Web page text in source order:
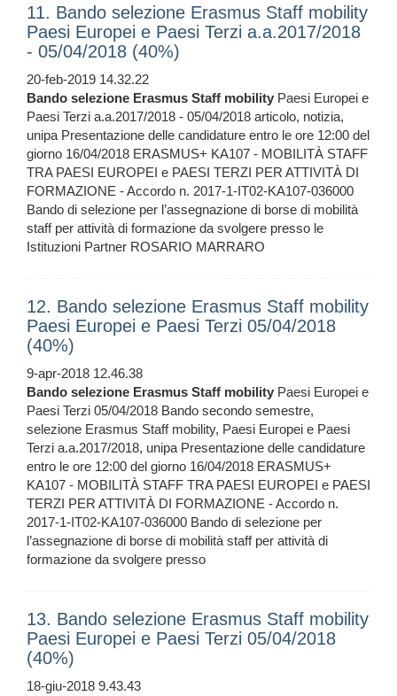
11. Bando selezione Erasmus Staff mobility
Paesi Europei e Paesi Terzi a.a.2017/2018
- 05/04/2018 (40%)
20-feb-2019 14.32.22
Bando selezione Erasmus Staff mobility Paesi Europei e
Paesi Terzi a.a.2017/2018 - 05/04/2018 articolo, notizia,
unipa Presentazione delle candidature entro le ore 12:00 del
giorno 16/04/2018 ERASMUS+ KA107 - MOBILITÀ STAFF
TRA PAESI EUROPEI e PAESI TERZI PER ATTIVITÀ DI
FORMAZIONE - Accordo n. 2017-1-IT02-KA107-036000
Bando di selezione per l’assegnazione di borse di mobilità
staff per attività di formazione da svolgere presso le
Istituzioni Partner ROSARIO MARRARO
12. Bando selezione Erasmus Staff mobility
Paesi Europei e Paesi Terzi 05/04/2018
(40%)
9-apr-2018 12.46.38
Bando selezione Erasmus Staff mobility Paesi Europei e
Paesi Terzi 05/04/2018 Bando secondo semestre,
selezione Erasmus Staff mobility, Paesi Europei e Paesi
Terzi a.a.2017/2018, unipa Presentazione delle candidature
entro le ore 12:00 del giorno 16/04/2018 ERASMUS+
KA107 - MOBILITÀ STAFF TRA PAESI EUROPEI e PAESI
TERZI PER ATTIVITÀ DI FORMAZIONE - Accordo n.
2017-1-IT02-KA107-036000 Bando di selezione per
l’assegnazione di borse di mobilità staff per attività di
formazione da svolgere presso
13. Bando selezione Erasmus Staff mobility
Paesi Europei e Paesi Terzi 05/04/2018
(40%)
18-giu-2018 9.43.43